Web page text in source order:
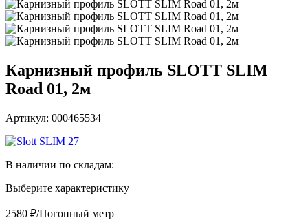
Карнизный профиль SLOTT SLIM
Road 01, 2м
Артикул: 000465534
В наличии по складам:
Выберите характеристику
2580 ₽/Погонный метр